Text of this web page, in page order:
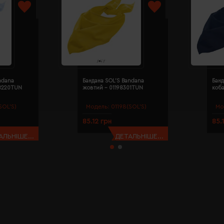
Модель: 01198(SOL’S)
Бандана SOL'S Bandana
жовтий - 01198301TUN
85.12 грн
ДЕТАЛЬНІШЕ...